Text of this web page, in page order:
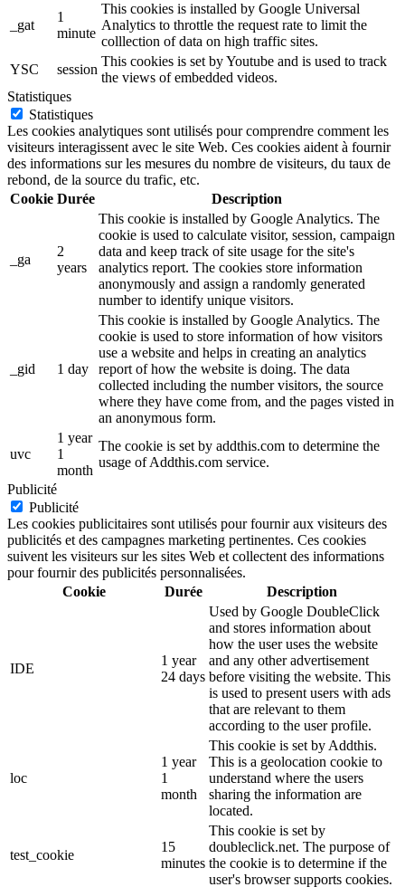
_gat
1
minute
This cookies is installed by Google Universal
Analytics to throttle the request rate to limit the
colllection of data on high traffic sites.
YSC
session
This cookies is set by Youtube and is used to track
the views of embedded videos.
Statistiques
Statistiques
Les cookies analytiques sont utilisés pour comprendre comment les
visiteurs interagissent avec le site Web. Ces cookies aident à fournir
des informations sur les mesures du nombre de visiteurs, du taux de
rebond, de la source du trafic, etc.
Cookie Durée Description
_ga
2
years
This cookie is installed by Google Analytics. The
cookie is used to calculate visitor, session, campaign
data and keep track of site usage for the site's
analytics report. The cookies store information
anonymously and assign a randomly generated
number to identify unique visitors.
_gid 1 day
This cookie is installed by Google Analytics. The
cookie is used to store information of how visitors
use a website and helps in creating an analytics
report of how the website is doing. The data
collected including the number visitors, the source
where they have come from, and the pages visted in
an anonymous form.
uvc
1 year
1
month
The cookie is set by addthis.com to determine the
usage of Addthis.com service.
Publicité
Publicité
Les cookies publicitaires sont utilisés pour fournir aux visiteurs des
publicités et des campagnes marketing pertinentes. Ces cookies
suivent les visiteurs sur les sites Web et collectent des informations
pour fournir des publicités personnalisées.
Cookie
Durée Description
IDE
1 year
24 days
Used by Google DoubleClick
and stores information about
how the user uses the website
and any other advertisement
before visiting the website. This
is used to present users with ads
that are relevant to them
according to the user profile.
loc
1 year
1
month
This cookie is set by Addthis.
This is a geolocation cookie to
understand where the users
sharing the information are
located.
test_cookie
15
minutes
This cookie is set by
doubleclick.net. The purpose of
the cookie is to determine if the
user's browser supports cookies.